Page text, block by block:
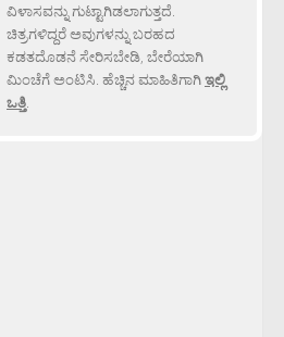
ವಿಳಾಸವನ್ನು ಗುಟ್ಟಾಗಿಡಲಾಗುತ್ತದೆ.
ಚಿತ್ರಗಳಿದ್ದರೆ ಅವುಗಳನ್ನು ಬರಹದ
ಕಡತದೊಡನೆ ಸೇರಿಸಬೇಡಿ, ಬೇರೆಯಾಗಿ
ಮಿಂಚೆಗೆ ಅಂಟಿಸಿ. ಹೆಚ್ಚಿನ ಮಾಹಿತಿಗಾಗಿಇಲ್ಲಿ
ಒತ್ತಿ.